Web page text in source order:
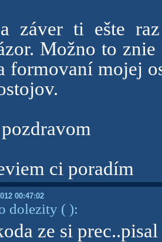
záver ti ešte
Možno to
formovaní mojej
pozdravom
ci poradím
00:47:02
dolezity( ):
ze si